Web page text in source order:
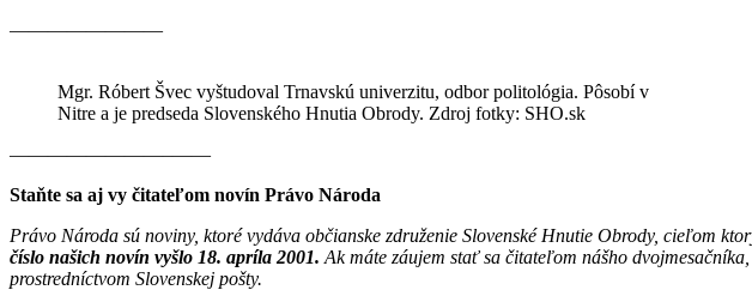
————————
Mgr. Róbert Švec vyštudoval Trnavskú univerzitu, odbor politológia. Pôsobí v
Nitre a je predseda Slovenského Hnutia Obrody. Zdroj fotky: SHO.sk
————————–——
Staňte sa aj vy čitateľom novín Právo Národa
Právo Národa sú noviny, ktoré vydáva občianske združenie Slovenské Hnutie Obrody, cieľom
číslo našich novín vyšlo 18. apríla 2001. Ak máte záujem stať sa čitateľom nášho
prostredníctvom Slovenskej pošty.